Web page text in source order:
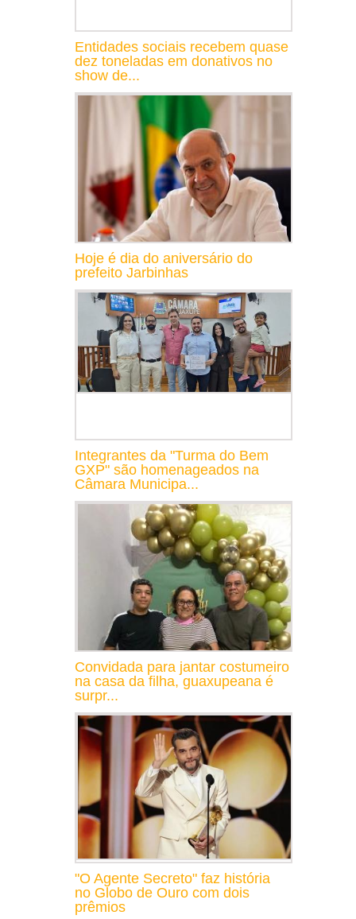
Entidades sociais recebem quase
dez toneladas em donativos no
show de...
Hoje é dia do aniversário do
prefeito Jarbinhas
Integrantes da "Turma do Bem
GXP" são homenageados na
Câmara Municipa...
Convidada para jantar costumeiro
na casa da filha, guaxupeana é
surpr...
"O Agente Secreto" faz história
no Globo de Ouro com dois
prêmios